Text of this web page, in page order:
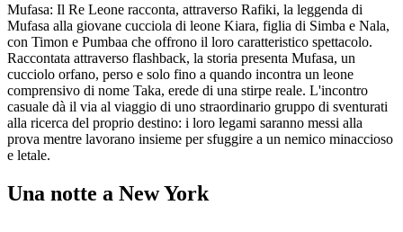
Mufasa: Il Re Leone racconta, attraverso Rafiki, la leggenda di
Mufasa alla giovane cucciola di leone Kiara, figlia di Simba e Nala,
con Timon e Pumbaa che offrono il loro caratteristico spettacolo.
Raccontata attraverso flashback, la storia presenta Mufasa, un
cucciolo orfano, perso e solo fino a quando incontra un leone
comprensivo di nome Taka, erede di una stirpe reale. L'incontro
casuale dà il via al viaggio di uno straordinario gruppo di sventurati
alla ricerca del proprio destino: i loro legami saranno messi alla
prova mentre lavorano insieme per sfuggire a un nemico minaccioso
e letale.
Una notte a New York